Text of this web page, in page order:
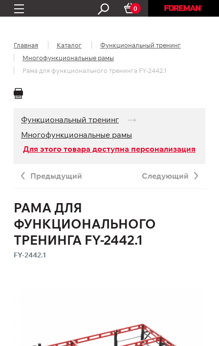
0
Главная Каталог
Функциональный тренинг
Многофункциональные рамы
Рама для функционального тренинга FY-2442.1
Функциональный тренинг
Многофункциональные рамы
Для этого товара доступна персонализация
Предыдущий Следующий
РАМА ДЛЯ
ФУНКЦИОНАЛЬНОГО
ТРЕНИНГА FY-2442.1
FY-2442.1